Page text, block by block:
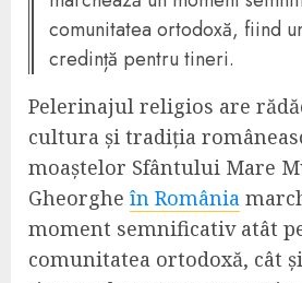
comunitatea ortodoxă, fiind
credință pentru tineri.
Pelerinajul religios are
cultura și tradiția
moaștelor Sfântului Mare
Gheorghe în România
moment semnificativ atât
comunitatea ortodoxă, cât